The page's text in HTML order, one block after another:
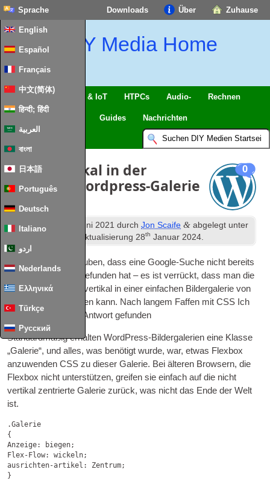
Zuhause
Über
Downloads
Sprache
English
Español
Français
中文(简体)
हिन्दी; हिंदी
العربية
বাংলা
日本語
Português
Deutsch
Italiano
اردو
Nederlands
Ελληνικά
Türkçe
Русский
DIY Media Home
Intelligentes Zuhause & IoT HTPCs Audio- Rechnen
Guides Nachrichten
0
Bilder vertikal in der
Standard-Wordpress-Galerie
zentrieren
Veröffentlicht Juni 2021 durchJon Scaife & abgelegt unter
. Letzte Aktualisierung28th Januar 2024.
Ich konnte nicht glauben, dass eine Google-Suche nicht bereits
die Antwort darauf gefunden hat – es ist verrückt, dass man die
Bilder nicht einfach vertikal in einer einfachen Bildergalerie von
WordPress zentrieren kann. Nach langem Faffen mitCSS Ich
habe eine einfache Antwort gefunden
Standardmäßig erhalten WordPress-Bildergalerien eine Klasse
„Galerie“, und alles, was benötigt wurde, war, etwas Flexbox
anzuwendenCSS zu dieser Galerie. Bei älteren Browsern, die
Flexbox nicht unterstützen, greifen sie einfach auf die nicht
vertikal zentrierte Galerie zurück, was nicht das Ende der Welt
ist.
.Galerie
{
Anzeige: biegen;
Flex-Flow: wickeln;
ausrichten-artikel: Zentrum;